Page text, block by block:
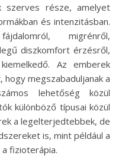
és intenzitásban.
migrénről,
diszkomfort érzésről,
Az emberek
hogy megszabaduljanak a
lehetőség közül
különböző típusai közül
a legelterjedtebbek, de
is, mint például a
fizioterápia.